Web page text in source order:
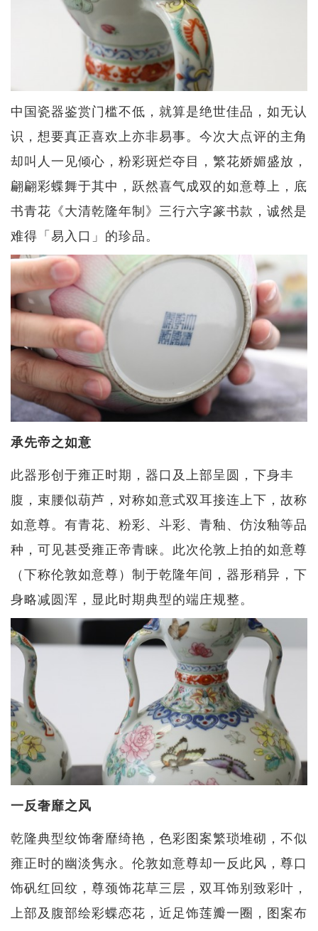
中国瓷器鉴赏门槛不低，就算是绝世佳品，如无认
识，想要真正喜欢上亦非易事。今次大点评的主角
却叫人一见倾心，粉彩斑烂夺目，繁花娇媚盛放，
翩翩彩蝶舞于其中，跃然喜气成双的如意尊上，底
书青花《大清乾隆年制》三行六字篆书款，诚然是
难得「易入口」的珍品。
承先帝之如意
此器形创于雍正时期，器口及上部呈圆，下身丰
腹，束腰似葫芦，对称如意式双耳接连上下，故称
如意尊。有青花、粉彩、斗彩、青釉、仿汝釉等品
种，可见甚受雍正帝青睐。此次伦敦上拍的如意尊
（下称伦敦如意尊）制于乾隆年间，器形稍异，下
身略减圆浑，显此时期典型的端庄规整。
一反奢靡之风
乾隆典型纹饰奢靡绮艳，色彩图案繁琐堆砌，不似
雍正时的幽淡隽永。伦敦如意尊却一反此风，尊口
饰矾红回纹，尊颈饰花草三层，双耳饰别致彩叶，
上部及腹部绘彩蝶恋花，近足饰莲瓣一圈，图案布